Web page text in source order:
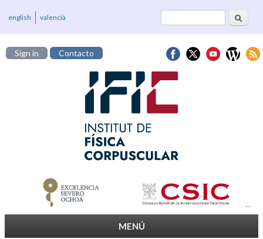
Formulario deBuscar
english valencià
Sign in Contacto
MENÚ